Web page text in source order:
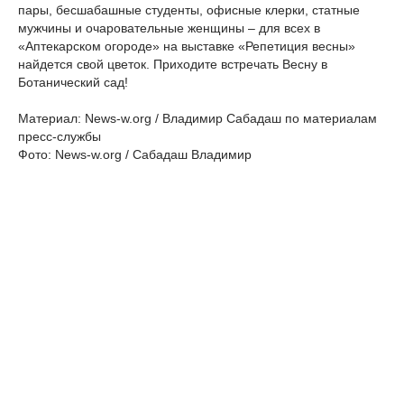
пары, бесшабашные студенты, офисные клерки, статные
мужчины и очаровательные женщины – для всех в
«Аптекарском огороде» на выставке «Репетиция весны»
найдется свой цветок. Приходите встречать Весну в
Ботанический сад!
Материал: News-w.org / Владимир Сабадаш по материалам
пресс-службы
Фото: News-w.org / Сабадаш Владимир